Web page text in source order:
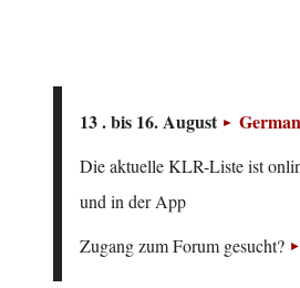
13 . bis 16. August
Die aktuelle KLR-Liste ist
und in der App
Zugang zum Forum gesucht?